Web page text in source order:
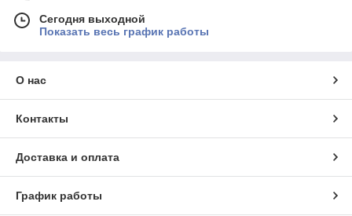
Сегодня выходной
Показать весь график работы
О нас
Контакты
Доставка и оплата
График работы